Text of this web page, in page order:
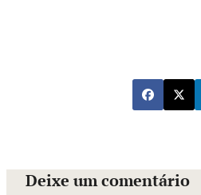
Deixe um comentário